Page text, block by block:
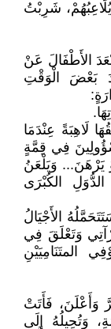
شَرِبْتُ
الأَطْفَالَ عَنْ
بَعْضَ الْوَقْتِ
لَاهِبَةً عِنْدَمَا
فِي قِمَّةٍ
يَرْهَنَ... وَيَلْعَنُ
الكُبْرَى
الأَجْيَالُ
وَتَعْلَقَ فِي
المتَنَامِيَيْنِ
وَأَعْلَنَ، فَأَتَتْ
وَتُحِيلُهُ إِلَى